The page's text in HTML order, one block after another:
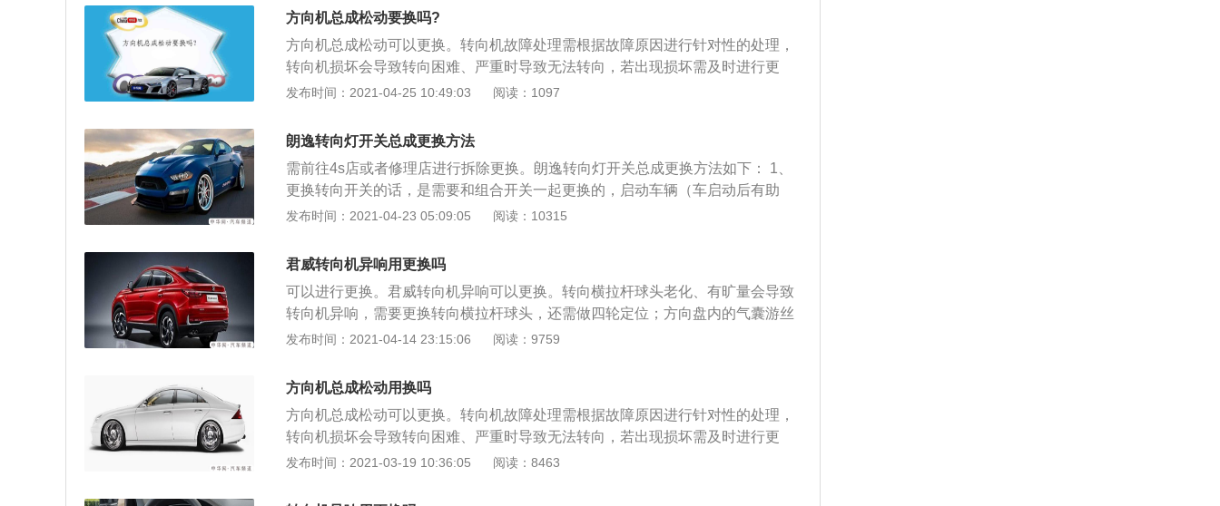
法：1、支起前桥，打开油罐盖，并将转向机放油螺栓拧开或把转向机出油口松
开，短时间怠速运转发动机，反复转动方向盘至两端极限位置放出油泵及油罐中
的残油。2、往油罐中再加入2～3升的洁净的液压油冲洗管路，同时转动方向盘
到两端极限位置，使油路内的附着物冲洗干净，并将油液从出油口排出，拧紧转
向机放油螺栓或接好转向机出油口；3、取下油罐中的滤芯，清洗干净后装回，
4、松开锁紧螺母，用专用工具拆下垂臂。对于可调式转向柱，将转向柱调至最
高。用合适的绳带穿过转向轴十字叉空隙，吊住转向轴；5、松开转向轴与转向
机的连接螺栓，将其分离，拆下转向机固定螺栓，拆下转向机；6、把新的转向
方向机总成松动要换吗?
方向机总成松动可以更换。转向机故障处理需根据故障原因进行针对性的处理，
转向机损坏会导致转向困难、严重时导致无法转向，若出现损坏需及时进行更
换。转向机故障导致助力失灵ESP灯亮。转向机损坏的故障现象如下：1、车辆
是汽车的转向机出现问题；2、转弯或原地打方向时有异响：汽车在转弯时出现
异响，或者在原地打方向时有”咯噔咯噔”的声音，一般就是汽车的转向机或者轮
胎出现故障；3、方向盘回位困难：如果车辆方向盘在回位时速度过慢，或者不
能自动回位，就说明汽车的转向机损坏。
发布时间：2021-04-25 10:49:03 阅读：1097
朗逸转向灯开关总成更换方法
需前往4s店或者修理店进行拆除更换。朗逸转向灯开关总成更换方法如下： 1、
更换转向开关的话，是需要和组合开关一起更换的，启动车辆（车启动后有助
力，启动汽车直接打方向对方向盘好），方向盘调到合适位置； 2、露出方向盘
刀将螺丝拧下来。同样的操作将方向盘左侧的螺丝拧下； 3、将方向盘下方的调
节开关打开，向下压方向盘，使组合开关的盖板与仪表台间距加。用字螺丝刀撬
组合开关面的盖板，将其拆下即可；4、最后更换新的转向灯开关即可。 可前往
修理厂实行拆卸更换。
发布时间：2021-04-23 05:09:05 阅读：10315
君威转向机异响用更换吗
可以进行更换。君威转向机异响可以更换。转向横拉杆球头老化、有旷量会导致
转向机异响，需要更换转向横拉杆球头，还需做四轮定位；方向盘内的气囊游丝
断裂或者插头松动，也会造成转向机异响。转向机损坏的故障现象如下： 1、车
就是汽车的转向机出现问题； 2、转弯或原地打方向时有异响：汽车在转弯时出
现异响，或者在原地打方向时有”咯噔咯噔”的声音，一般就是汽车的转向机或者
轮胎出现故障； 3、方向盘回位困难：假如车辆方向盘在回位时速度过慢，或者
不能自动回位，就说明汽车的转向机损坏。
发布时间：2021-04-14 23:15:06 阅读：9759
方向机总成松动用换吗
方向机总成松动可以更换。转向机故障处理需根据故障原因进行针对性的处理，
转向机损坏会导致转向困难、严重时导致无法转向，若出现损坏需及时进行更
换。转向机故障导致助力失灵esp灯亮。 转向机损坏的故障现象如下： 1、车辆
是汽车的转向机出现问题； 2、转弯或原地打方向时有异响：汽车在转弯时出现
发布时间：2021-03-19 10:36:05 阅读：8463